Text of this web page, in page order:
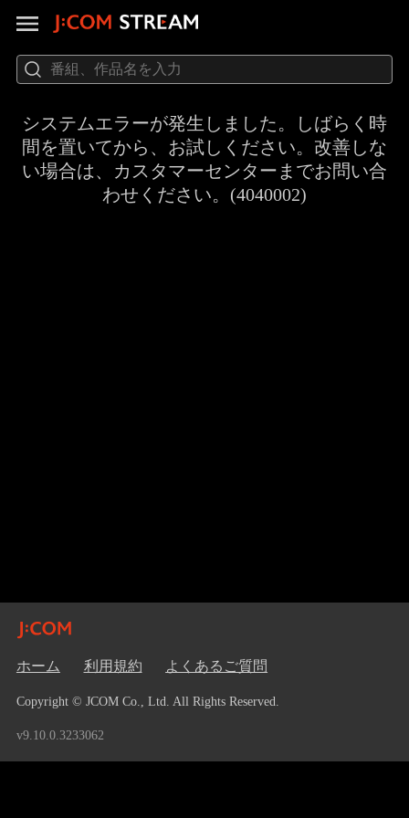
システムエラーが発生しました。しばらく時
間を置いてから、お試しください。改善しな
い場合は、カスタマーセンターまでお問い合
わせください。(4040002)
ホーム 利用規約 よくあるご質問
Copyright © JCOM Co., Ltd. All Rights Reserved.
v9.10.0.3233062